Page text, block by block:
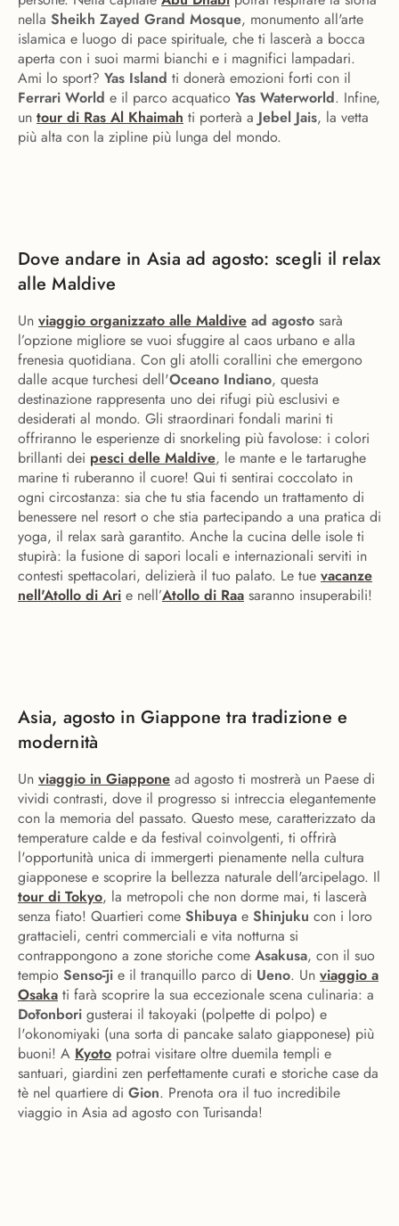
nella Sheikh Zayed Grand Mosque, monumento all'arte
islamica e luogo di pace spirituale, che ti lascerà a bocca
aperta con i suoi marmi bianchi e i magnifici lampadari.
Ami lo sport? Yas Island ti donerà emozioni forti con il
Ferrari World e il parco acquatico Yas Waterworld. Infine,
un tour di Ras Al Khaimah ti porterà a Jebel Jais, la vetta
più alta con la zipline più lunga del mondo.
Dove andare in Asia ad agosto: scegli il relax
alle Maldive
Un viaggio organizzato alle Maldive ad agosto sarà
l’opzione migliore se vuoi sfuggire al caos urbano e alla
frenesia quotidiana. Con gli atolli corallini che emergono
dalle acque turchesi dell'Oceano Indiano, questa
destinazione rappresenta uno dei rifugi più esclusivi e
desiderati al mondo. Gli straordinari fondali marini ti
offriranno le esperienze di snorkeling più favolose: i colori
brillanti dei pesci delle Maldive, le mante e le tartarughe
marine ti ruberanno il cuore! Qui ti sentirai coccolato in
ogni circostanza: sia che tu stia facendo un trattamento di
benessere nel resort o che stia partecipando a una pratica di
yoga, il relax sarà garantito. Anche la cucina delle isole ti
stupirà: la fusione di sapori locali e internazionali serviti in
contesti spettacolari, delizierà il tuo palato. Le tue vacanze
nell'Atollo di Ari e nell’Atollo di Raa saranno insuperabili!
Asia, agosto in Giappone tra tradizione e
modernità
Un viaggio in Giappone ad agosto ti mostrerà un Paese di
vividi contrasti, dove il progresso si intreccia elegantemente
con la memoria del passato. Questo mese, caratterizzato da
temperature calde e da festival coinvolgenti, ti offrirà
l'opportunità unica di immergerti pienamente nella cultura
giapponese e scoprire la bellezza naturale dell'arcipelago. Il
tour di Tokyo, la metropoli che non dorme mai, ti lascerà
senza fiato! Quartieri come Shibuya e Shinjuku con i loro
grattacieli, centri commerciali e vita notturna si
contrappongono a zone storiche come Asakusa, con il suo
tempio Sensō-ji e il tranquillo parco di Ueno. Un viaggio a
Osaka ti farà scoprire la sua eccezionale scena culinaria: a
Dōtonbori gusterai il takoyaki (polpette di polpo) e
l'okonomiyaki (una sorta di pancake salato giapponese) più
buoni! A Kyoto potrai visitare oltre duemila templi e
santuari, giardini zen perfettamente curati e storiche case da
tè nel quartiere di Gion. Prenota ora il tuo incredibile
viaggio in Asia ad agosto con Turisanda!